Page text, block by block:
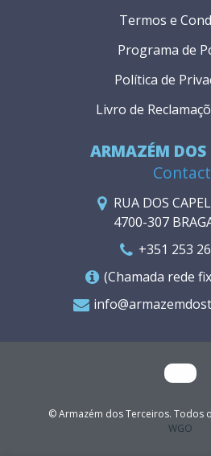
ARMAZÉM DOS
RUA DOS
4700-307
+351 253
(Chamada rede
Termos e
Programa de
Política de
Livro de
© Armazém dos Terceiros. Todos
WGO